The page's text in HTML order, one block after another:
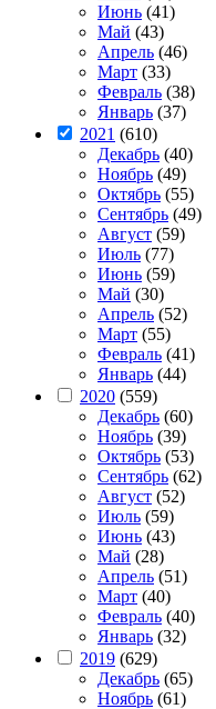
Июнь (41)
Май (43)
Апрель (46)
Март (33)
Февраль (38)
Январь (37)
2021 (610)
Декабрь (40)
Ноябрь (49)
Октябрь (55)
Сентябрь (49)
Август (59)
Июль (77)
Июнь (59)
Май (30)
Апрель (52)
Март (55)
Февраль (41)
Январь (44)
2020 (559)
Декабрь (60)
Ноябрь (39)
Октябрь (53)
Сентябрь (62)
Август (52)
Июль (59)
Июнь (43)
Май (28)
Апрель (51)
Март (40)
Февраль (40)
Январь (32)
2019 (629)
Декабрь (65)
Ноябрь (61)